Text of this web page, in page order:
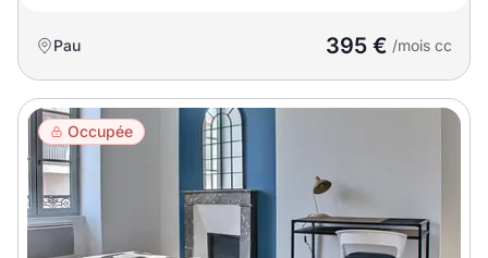
Pau 395 € /mois cc
Occupée